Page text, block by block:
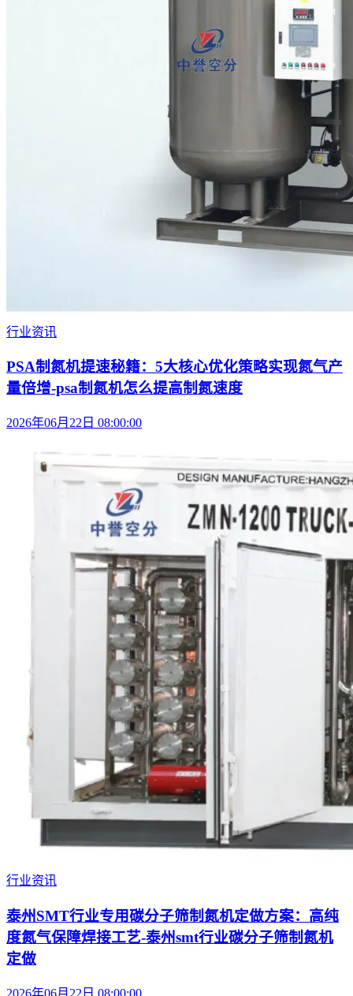
行业资讯
PSA制氮机提速秘籍：5大核心优化策略实现氮气产
量倍增-psa制氮机怎么提高制氮速度
2026年06月22日 08:00:00
行业资讯
泰州SMT行业专用碳分子筛制氮机定做方案：高纯
度氮气保障焊接工艺-泰州smt行业碳分子筛制氮机
定做
2026年06月22日 08:00:00